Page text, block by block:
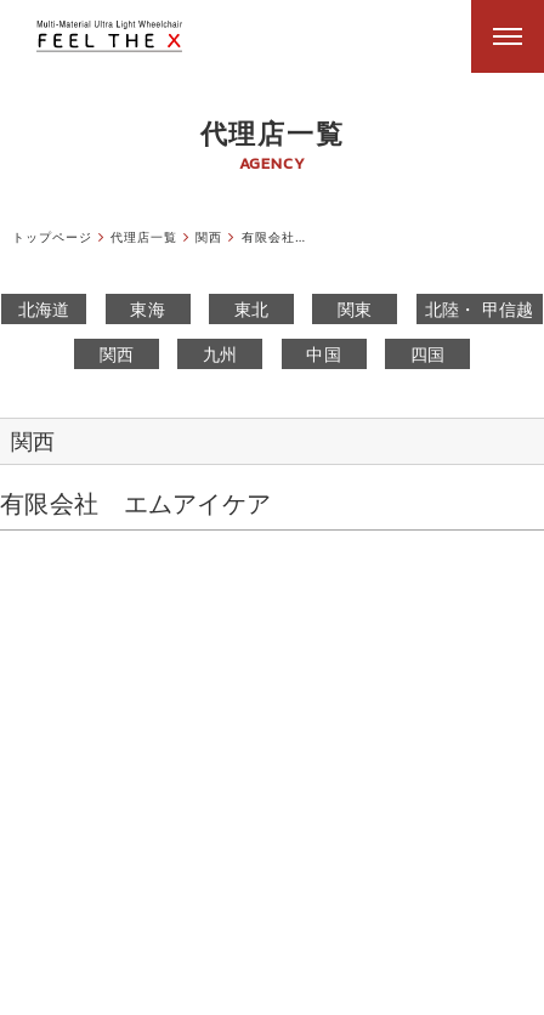
代理店一覧
AGENCY
トップページ 代理店一覧 関西
北海道 東海 東北 関東 北陸・ 甲信越
関西 九州 中国 四国
関西
有限会社 エムアイケア